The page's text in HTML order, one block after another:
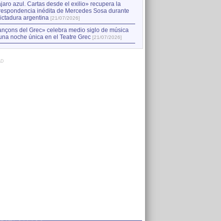
azul. Cartas desde el exilio» recupera la
inédita de Mercedes Sosa durante
argentina [21/07/2026]
del Grec» celebra medio siglo de música
noche única en el Teatre Grec [21/07/2026]